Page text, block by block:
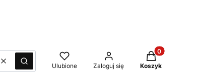
WyczyśćSzukaj Ulubione Zaloguj się
Produkty w
Koszyk